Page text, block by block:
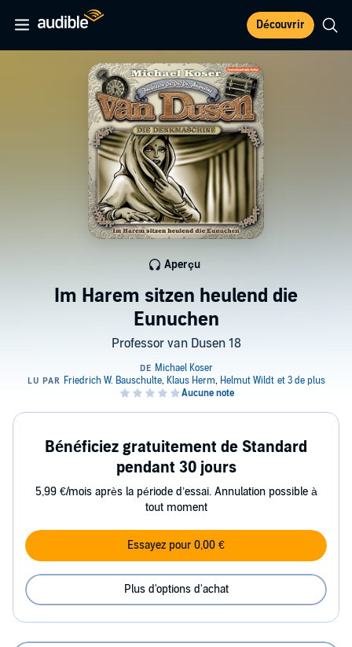
Découvrir
Im Harem sitzen heulend die
Eunuchen
Professor van Dusen 18
Aperçu
Bénéficiez gratuitement de Standard
pendant 30 jours
5,99 €/mois après la période d’essai. Annulation possible à
tout moment
Essayez pour 0,00 €
Plus d'options d'achat